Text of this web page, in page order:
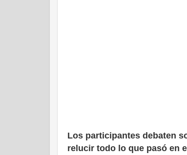
Los participantes debaten
relucir todo lo que pasó en